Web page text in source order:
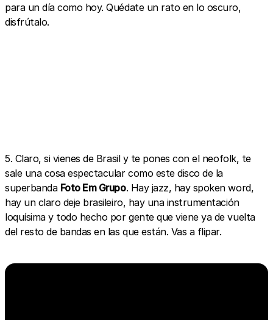
para un día como hoy. Quédate un rato en lo oscuro,
disfrútalo.
5. Claro, si vienes de Brasil y te pones con el neofolk, te
sale una cosa espectacular como este disco de la
superbanda Foto Em Grupo. Hay jazz, hay spoken word,
hay un claro deje brasileiro, hay una instrumentación
loquísima y todo hecho por gente que viene ya de vuelta
del resto de bandas en las que están. Vas a flipar.